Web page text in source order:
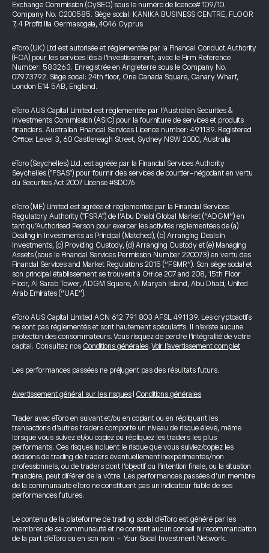
Exchange Commission (CySEC) sous le numéro de licence# 109/10.
Company No. C200585. Siège social: KANIKA BUSINESS CENTRE, FLOOR
7, 4 Profiti Ilia Germasogeia, 4046 Cyprus
eToro (UK) Ltd est autorisée et réglementée par la Financial Conduct Authority
(FCA) pour les services liés à l’investissement, avec le Firm Reference
Number: 583263. Enregistrée en Angleterre sous le Company No.
07973792. Siège social: 24th floor, One Canada Square, Canary Wharf,
London E14 5AB, England.
eToro AUS Capital Limited est réglementée par l’Australian Securities &
Investments Commission (ASIC) pour la fourniture de services et produits
financiers. Australian Financial Services Licence number: 491139. Registered
Office: Level 3, 60 Castlereagh Street, Sydney NSW 2000, Australia
eToro (Seychelles) Ltd. est agréée par la Financial Services Authority
Seychelles ("FSAS") pour fournir des services de courtier-négociant en vertu
du Securities Act 2007 License #SD076
eToro (ME) Limited est agréée et réglementée par la Financial Services
Regulatory Authority ("FSRA") de l’Abu Dhabi Global Market (“ADGM”) en
tant qu’Authorised Person pour exercer les activités réglementées de (a)
Dealing in Investments as Principal (Matched), (b) Arranging Deals in
Investments, (c) Providing Custody, (d) Arranging Custody et (e) Managing
Assets (sous le Financial Services Permission Number 220073) en vertu des
Financial Services and Market Regulations 2015 (“FSMR”). Son siège social et
son principal établissement se trouvent à Office 207 and 208, 15th Floor
Floor, Al Sarab Tower, ADGM Square, Al Maryah Island, Abu Dhabi, United
Arab Emirates (“UAE”).
eToro AUS Capital Limited ACN 612 791 803 AFSL 491139. Les cryptoactifs
ne sont pas réglementés et sont hautement spéculatifs. Il n’existe aucune
protection des consommateurs. Vous risquez de perdre l’intégralité de votre
capital. Consultez nos Conditions générales.Voir l’avertissement complet
Les performances passées ne préjugent pas des résultats futurs.
Avertissement général sur les risques Conditions générales
Trader avec eToro en suivant et/ou en copiant ou en répliquant les
transactions d’autres traders comporte un niveau de risque élevé, même
lorsque vous suivez et/ou copiez ou répliquez les traders les plus
performants. Ces risques incluent le risque que vous suiviez/copiez les
décisions de trading de traders éventuellement inexpérimentés/non
professionnels, ou de traders dont l’objectif ou l’intention finale, ou la situation
financière, peut différer de la vôtre. Les performances passées d’un membre
de la communauté eToro ne constituent pas un indicateur fiable de ses
performances futures.
Le contenu de la plateforme de trading social d’eToro est généré par les
membres de sa communauté et ne contient aucun conseil ni recommandation
de la part d’eToro ou en son nom - Your Social Investment Network.